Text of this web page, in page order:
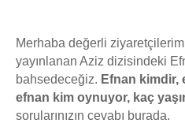
Merhaba değerli
yayınlanan Aziz dizisindeki
bahsedeceğiz. Efnan kimdir,
efnan kim oynuyor, kaç
sorularınızın cevabı burada.